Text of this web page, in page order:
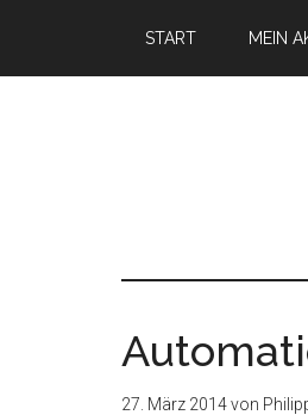
START MEIN
27. März 2014von